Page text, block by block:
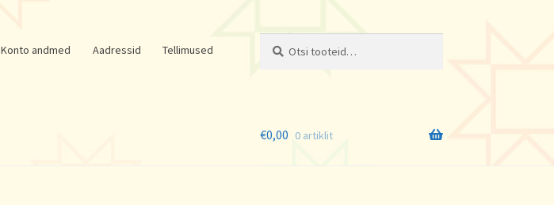
Konto andmed Aadressid Tellimused
€0,00 0 artiklit